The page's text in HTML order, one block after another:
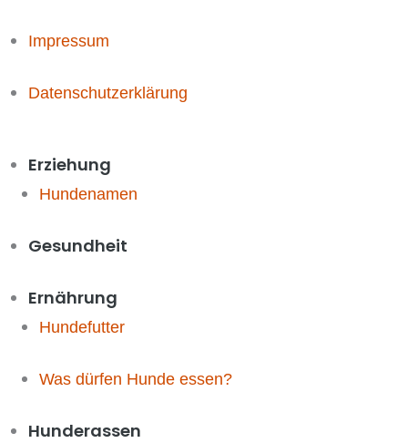
Impressum
Datenschutzerklärung
Erziehung
Hundenamen
Gesundheit
Ernährung
Hundefutter
Was dürfen Hunde essen?
Hunderassen